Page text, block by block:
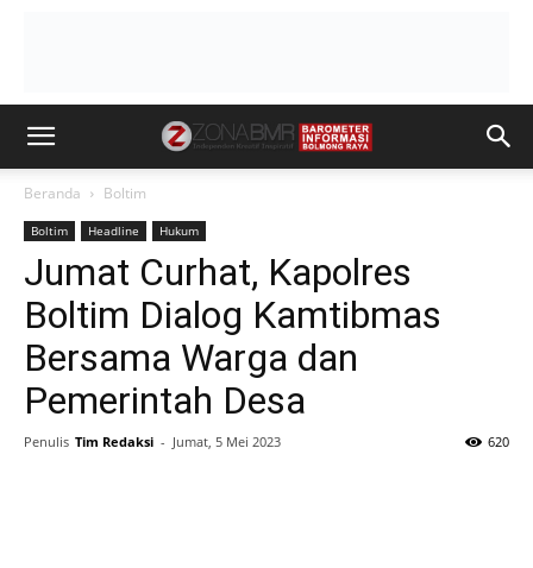
Beranda Boltim
Boltim Headline Hukum
Jumat Curhat, Kapolres
Boltim Dialog Kamtibmas
Bersama Warga dan
Pemerintah Desa
Penulis Tim Redaksi - Jumat, 5 Mei 2023 620